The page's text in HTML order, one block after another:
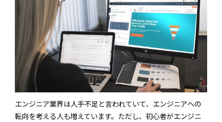
エンジニア業界は人手不足と言われていて、エンジニアへの
転向を考える人も増えています。ただし、初心者がエンジニ